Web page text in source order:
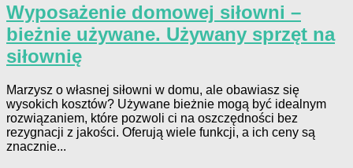
Wyposażenie domowej siłowni –
bieżnie używane. Używany sprzęt na
siłownię
Marzysz o własnej siłowni w domu, ale obawiasz się
wysokich kosztów? Używane bieżnie mogą być idealnym
rozwiązaniem, które pozwoli ci na oszczędności bez
rezygnacji z jakości. Oferują wiele funkcji, a ich ceny są
znacznie...